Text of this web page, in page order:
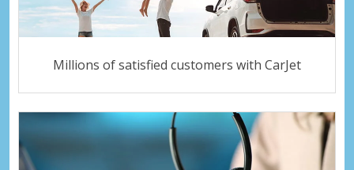
Millions of satisfied customers with CarJet